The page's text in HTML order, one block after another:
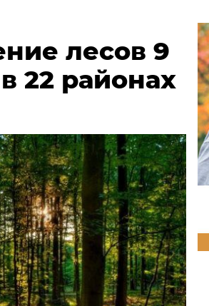
лесов 9
22 районах